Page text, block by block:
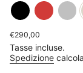
black red silver
Prezzo
base
€290,00
Tasse incluse.
Spedizione